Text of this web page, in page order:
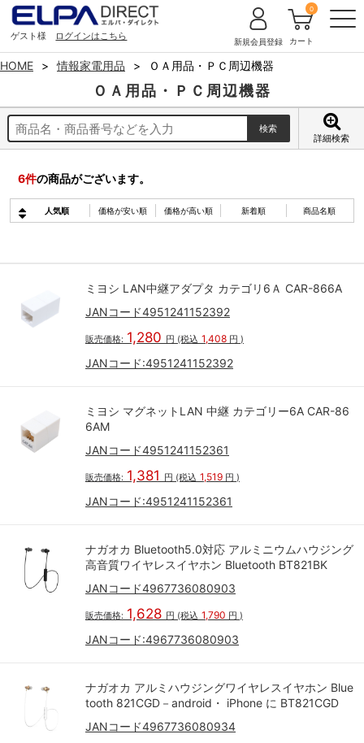
ゲスト様 ログインはこちら 新規会員登録 カート
0
HOME 情報家電用品 ＯＡ用品・ＰＣ周辺機器
ＯＡ用品・ＰＣ周辺機器
詳細検索
6件の商品がございます。
人気順 価格が安い順 価格が高い順 新着順 商品名順
ミヨシ LAN中継アダプタ カテゴリ6Ａ CAR-866A
JANコード4951241152392
販売価格: 1,280 円 (税込 1,408 円 )
JANコード:4951241152392
ミヨシ マグネットLAN 中継 カテゴリー6A CAR-86
6AM
JANコード4951241152361
販売価格: 1,381 円 (税込 1,519 円 )
JANコード:4951241152361
ナガオカ Bluetooth5.0対応 アルミニウムハウジング
高音質ワイヤレスイヤホン Bluetooth BT821BK
JANコード4967736080903
販売価格: 1,628 円 (税込 1,790 円 )
JANコード:4967736080903
ナガオカ アルミハウジングワイヤレスイヤホン Blue
tooth 821CGD－android・ iPhone に BT821CGD
JANコード4967736080934